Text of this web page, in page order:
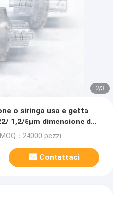
2/3
o siringa usa e getta
1,2/5μm dimensione dei
MOQ：24000 pezzi
Contattaci